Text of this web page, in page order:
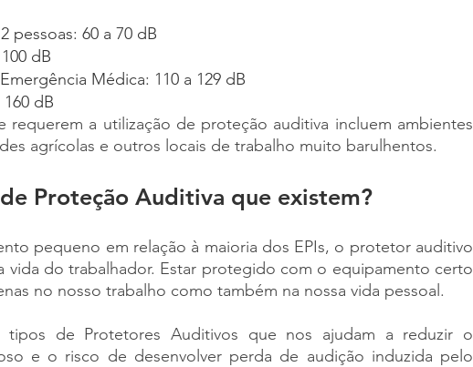
pessoas: 60 a 70 dB
dB
Médica: 110 a 129 dB
dB
requerem a utilização de proteção auditiva incluem ambientes
agrícolas e outros locais de trabalho muito barulhentos.
Proteção Auditiva que existem?
pequeno em relação à maioria dos EPIs, o protetor auditivo
vida do trabalhador. Estar protegido com o equipamento certo
no nosso trabalho como também na nossa vida pessoal.
tipos de Protetores Auditivos que nos ajudam a reduzir o
e o risco de desenvolver perda de audição induzida pelo